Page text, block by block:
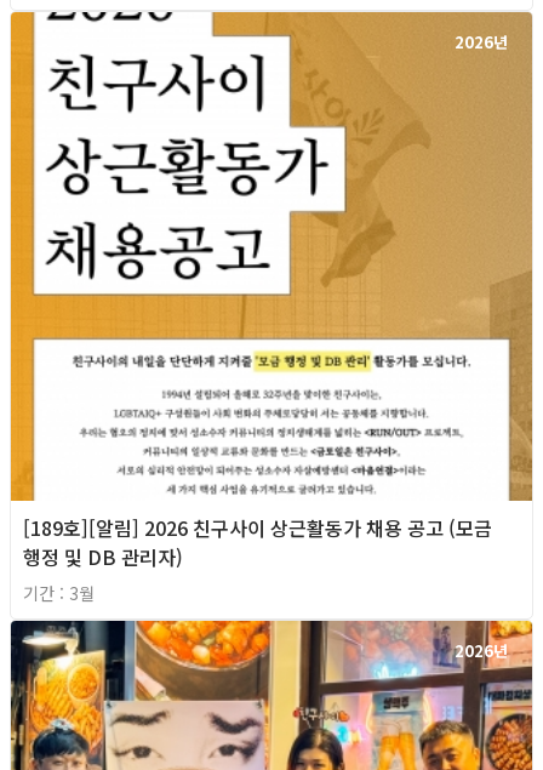
2026년
[189호][알림] 2026 친구사이 상근활동가 채용 공고 (모금
행정 및 DB 관리자)
기간 : 3월
2026년